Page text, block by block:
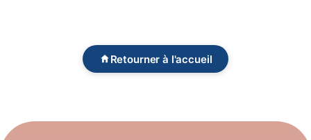
Retourner à l'accueil